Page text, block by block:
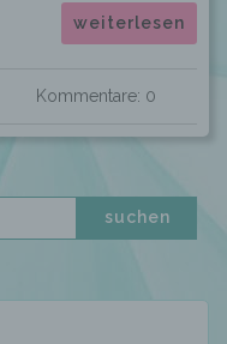
weiterlesen
Kommentare: 0